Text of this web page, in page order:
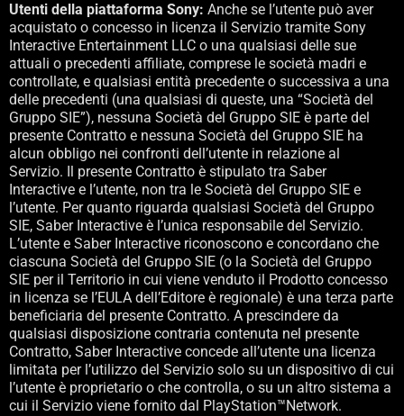
Utenti della piattaforma Sony: Anche se l’utente può aver
acquistato o concesso in licenza il Servizio tramite Sony
Interactive Entertainment LLC o una qualsiasi delle sue
attuali o precedenti affiliate, comprese le società madri e
controllate, e qualsiasi entità precedente o successiva a una
delle precedenti (una qualsiasi di queste, una “Società del
Gruppo SIE”), nessuna Società del Gruppo SIE è parte del
presente Contratto e nessuna Società del Gruppo SIE ha
alcun obbligo nei confronti dell’utente in relazione al
Servizio. Il presente Contratto è stipulato tra Saber
Interactive e l’utente, non tra le Società del Gruppo SIE e
l’utente. Per quanto riguarda qualsiasi Società del Gruppo
SIE, Saber Interactive è l’unica responsabile del Servizio.
L’utente e Saber Interactive riconoscono e concordano che
ciascuna Società del Gruppo SIE (o la Società del Gruppo
SIE per il Territorio in cui viene venduto il Prodotto concesso
in licenza se l’EULA dell’Editore è regionale) è una terza parte
beneficiaria del presente Contratto. A prescindere da
qualsiasi disposizione contraria contenuta nel presente
Contratto, Saber Interactive concede all’utente una licenza
limitata per l’utilizzo del Servizio solo su un dispositivo di cui
l’utente è proprietario o che controlla, o su un altro sistema a
cui il Servizio viene fornito dal PlayStation™Network.